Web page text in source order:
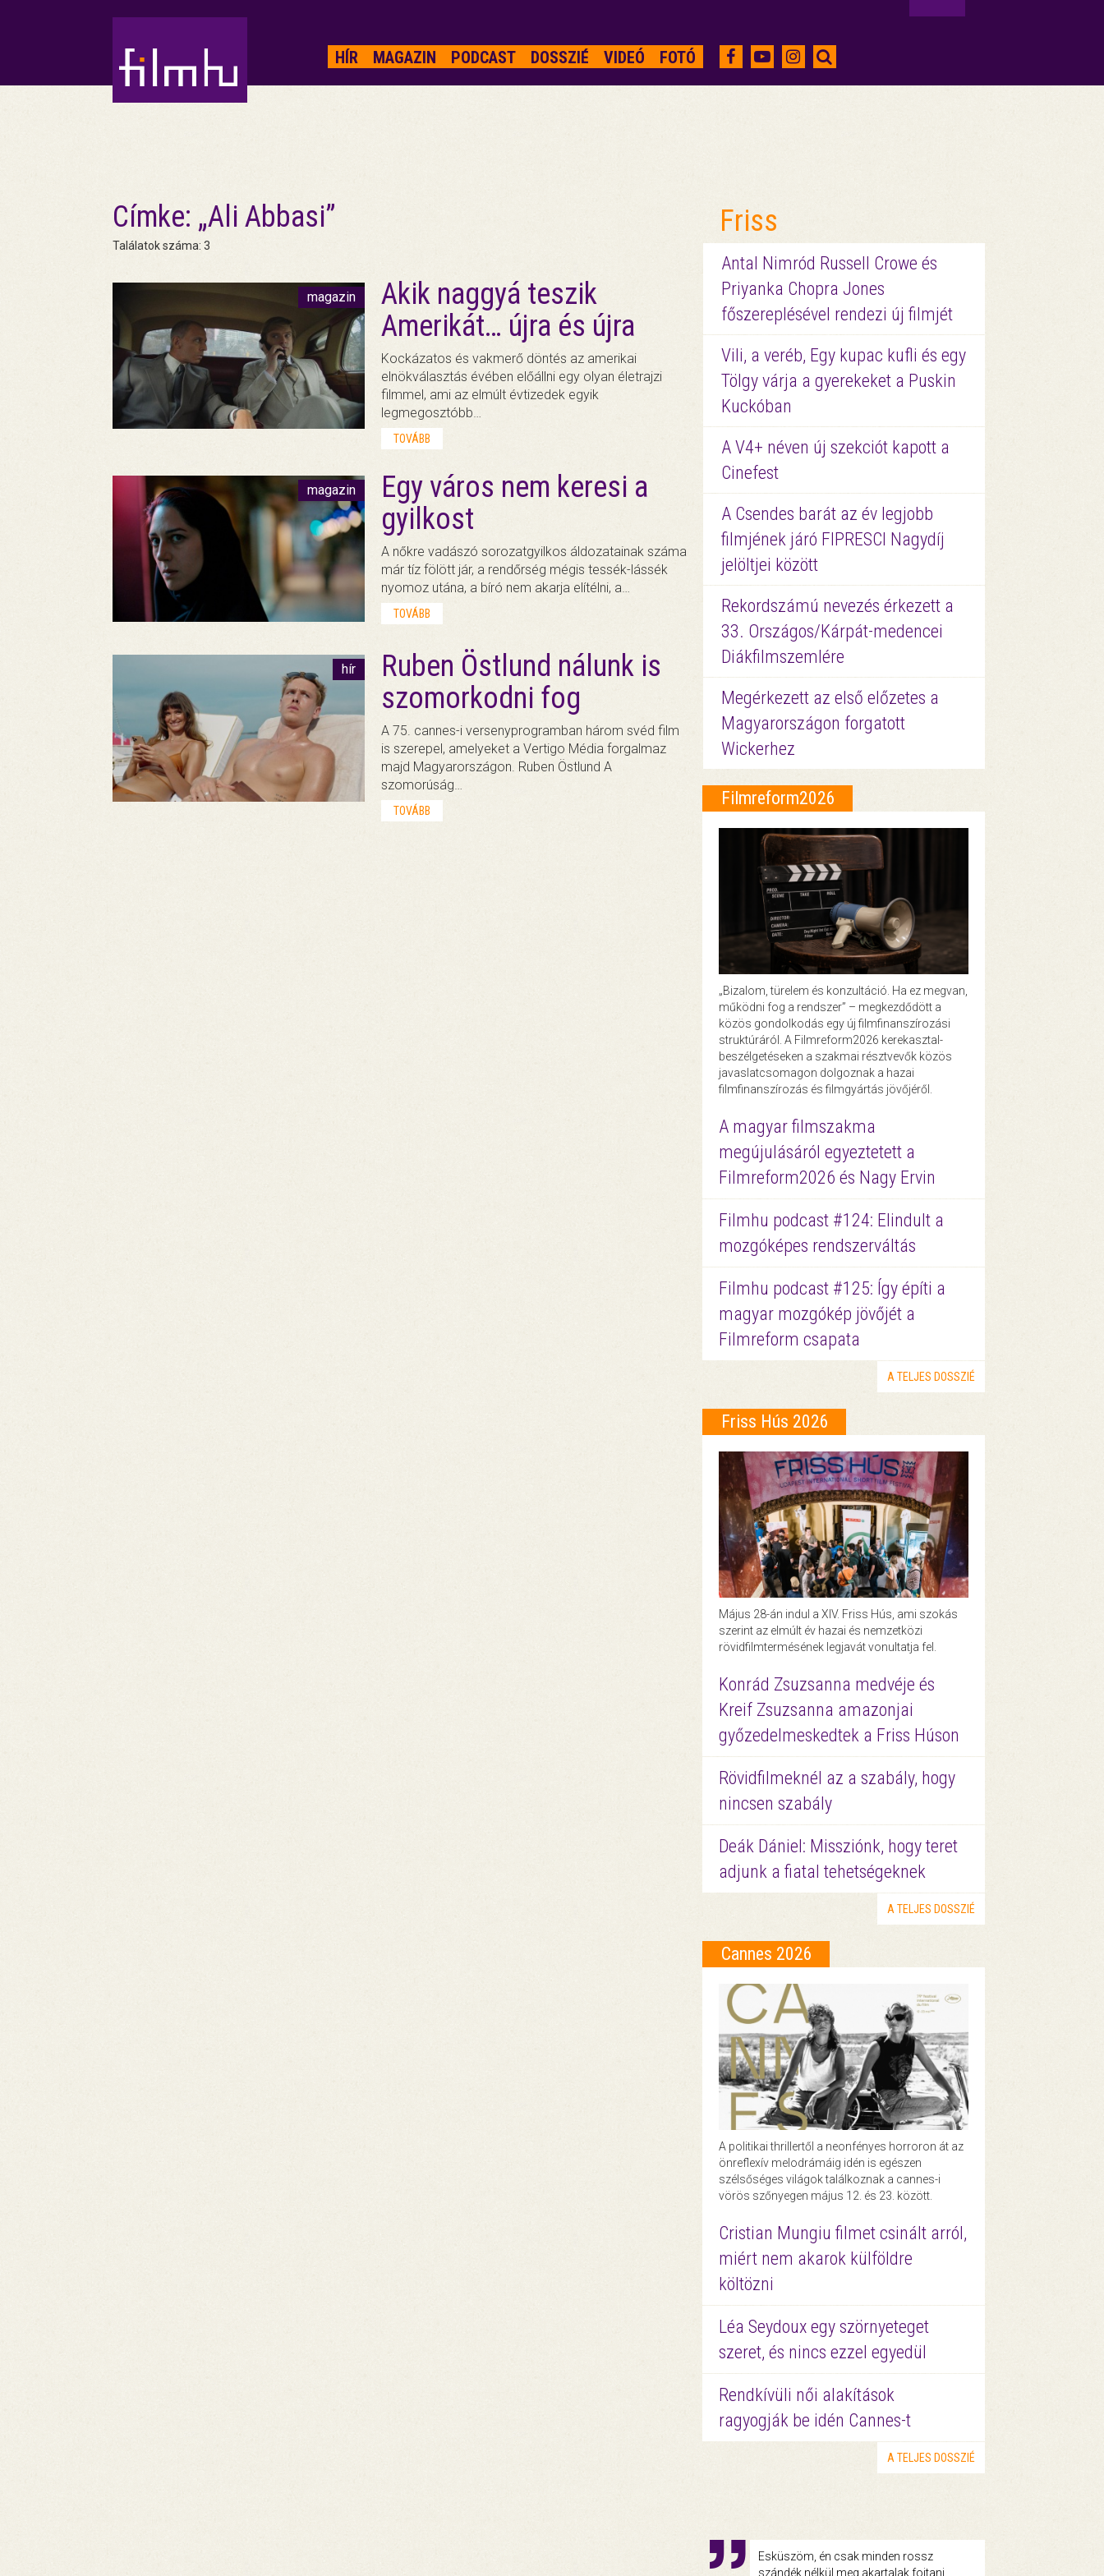
HÍR MAGAZIN PODCAST DOSSZIÉ VIDEÓ FOTÓ
Címke: „Ali Abbasi”
Találatok száma: 3
magazin
Akik naggyá teszik
Amerikát… újra és újra
Kockázatos és vakmerő döntés az amerikai
elnökválasztás évében előállni egy olyan életrajzi
filmmel, ami az elmúlt évtizedek egyik
legmegosztóbb…
TOVÁBB
magazin
Egy város nem keresi a
gyilkost
A nőkre vadászó sorozatgyilkos áldozatainak száma
már tíz fölött jár, a rendőrség mégis tessék-lássék
nyomoz utána, a bíró nem akarja elítélni, a…
TOVÁBB
hír
Ruben Östlund nálunk is
szomorkodni fog
A 75. cannes-i versenyprogramban három svéd film
is szerepel, amelyeket a Vertigo Média forgalmaz
majd Magyarországon. Ruben Östlund A
szomorúság…
TOVÁBB
Friss
Antal Nimród Russell Crowe és
Priyanka Chopra Jones
főszereplésével rendezi új filmjét
Vili, a veréb, Egy kupac kufli és egy
Tölgy várja a gyerekeket a Puskin
Kuckóban
A V4+ néven új szekciót kapott a
Cinefest
A Csendes barát az év legjobb
filmjének járó FIPRESCI Nagydíj
jelöltjei között
Rekordszámú nevezés érkezett a
33. Országos/Kárpát-medencei
Diákfilmszemlére
Megérkezett az első előzetes a
Magyarországon forgatott
Wickerhez
Filmreform2026
„Bizalom, türelem és konzultáció. Ha ez megvan,
működni fog a rendszer” – megkezdődött a
közös gondolkodás egy új filmfinanszírozási
struktúráról. A Filmreform2026 kerekasztal-
beszélgetéseken a szakmai résztvevők közös
javaslatcsomagon dolgoznak a hazai
filmfinanszírozás és filmgyártás jövőjéről.
A magyar filmszakma
megújulásáról egyeztetett a
Filmreform2026 és Nagy Ervin
Filmhu podcast #124: Elindult a
mozgóképes rendszerváltás
Filmhu podcast #125: Így építi a
magyar mozgókép jövőjét a
Filmreform csapata
A TELJES DOSSZIÉ
Friss Hús 2026
Május 28-án indul a XIV. Friss Hús, ami szokás
szerint az elmúlt év hazai és nemzetközi
rövidfilmtermésének legjavát vonultatja fel.
Konrád Zsuzsanna medvéje és
Kreif Zsuzsanna amazonjai
győzedelmeskedtek a Friss Húson
Rövidfilmeknél az a szabály, hogy
nincsen szabály
Deák Dániel: Missziónk, hogy teret
adjunk a fiatal tehetségeknek
A TELJES DOSSZIÉ
Cannes 2026
A politikai thrillertől a neonfényes horroron át az
önreflexív melodrámáig idén is egészen
szélsőséges világok találkoznak a cannes-i
vörös szőnyegen május 12. és 23. között.
Cristian Mungiu filmet csinált arról,
miért nem akarok külföldre
költözni
Léa Seydoux egy szörnyeteget
szeret, és nincs ezzel egyedül
Rendkívüli női alakítások
ragyogják be idén Cannes-t
A TELJES DOSSZIÉ
Esküszöm, én csak minden rossz
szándék nélkül meg akartalak fojtani.